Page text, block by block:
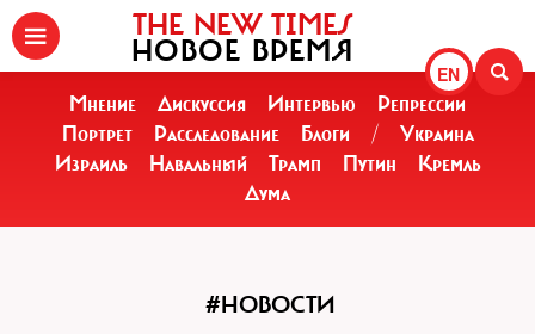
EN
THE NEW TIMES
НОВОЕ ВРЕМЯ
Мнение Дискуссия Интервью
Репрессии
Портрет
Расследование Блоги /
Украина
Израиль
Навальный Трамп Путин
Кремль
Дума
#НОВОСТИ